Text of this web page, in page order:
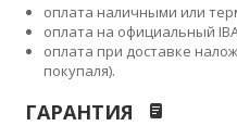
оплата наличными или
оплата на официальный
оплата при доставке
покупаля).
ГАРАНТИЯ